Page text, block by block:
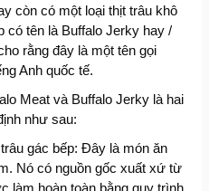
còn có một loại thịt trâu khô
tên là Buffalo Jerky hay /
rằng đây là một tên gọi
Anh quốc tế.
Meat và Buffalo Jerky là hai
như sau:
gác bếp: Đây là món ăn
Nó có nguồn gốc xuất xứ từ
làm hoàn toàn bằng quy trình